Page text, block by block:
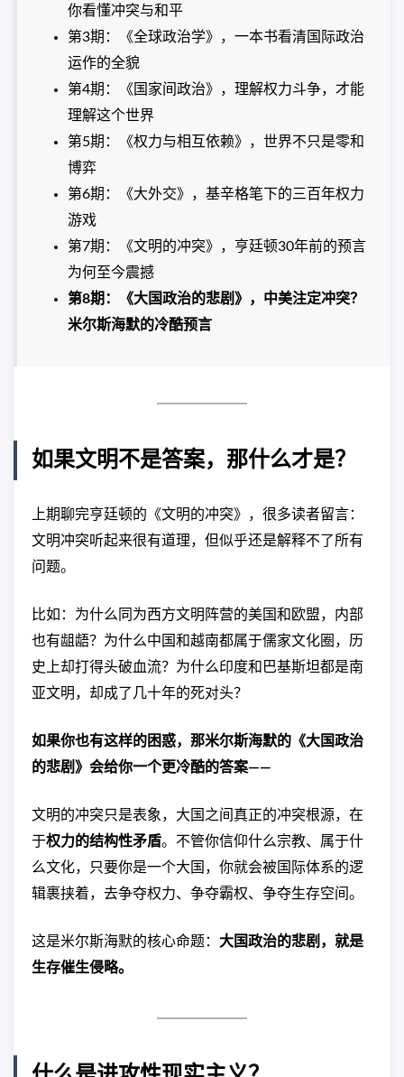
你看懂冲突与和平
第3期：《全球政治学》，一本书看清国际政治
运作的全貌
第4期：《国家间政治》，理解权力斗争，才能
理解这个世界
第5期：《权力与相互依赖》，世界不只是零和
博弈
第6期：《大外交》，基辛格笔下的三百年权力
游戏
第7期：《文明的冲突》，亨廷顿30年前的预言
为何至今震撼
第8期：《大国政治的悲剧》，中美注定冲突？
米尔斯海默的冷酷预言
如果文明不是答案，那什么才是？
上期聊完亨廷顿的《文明的冲突》，很多读者留言：
文明冲突听起来很有道理，但似乎还是解释不了所有
问题。
比如：为什么同为西方文明阵营的美国和欧盟，内部
也有龃龉？为什么中国和越南都属于儒家文化圈，历
史上却打得头破血流？为什么印度和巴基斯坦都是南
亚文明，却成了几十年的死对头？
如果你也有这样的困惑，那米尔斯海默的《大国政治
的悲剧》会给你一个更冷酷的答案——
文明的冲突只是表象，大国之间真正的冲突根源，在
于权力的结构性矛盾。不管你信仰什么宗教、属于什
么文化，只要你是一个大国，你就会被国际体系的逻
辑裹挟着，去争夺权力、争夺霸权、争夺生存空间。
这是米尔斯海默的核心命题： 大国政治的悲剧，就是
生存催生侵略。